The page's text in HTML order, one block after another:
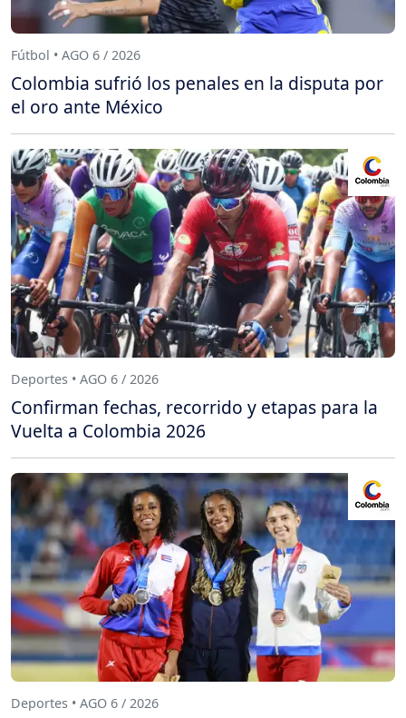
Fútbol • AGO 6 / 2026
Colombia sufrió los penales en la disputa por
el oro ante México
Deportes • AGO 6 / 2026
Confirman fechas, recorrido y etapas para la
Vuelta a Colombia 2026
Deportes • AGO 6 / 2026